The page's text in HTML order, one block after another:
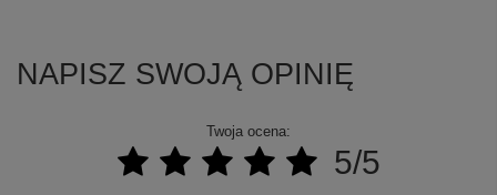
NAPISZ SWOJĄ OPINIĘ
Twoja ocena:
5/5